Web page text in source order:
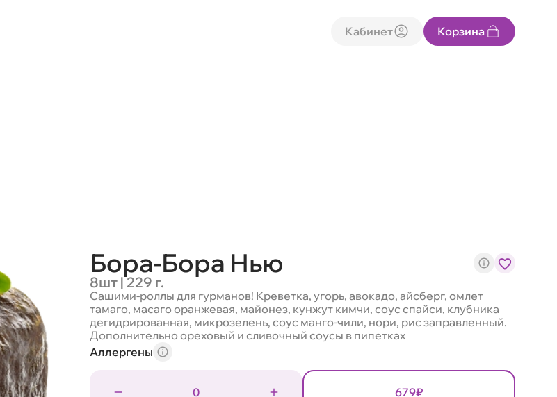
Кабинет Корзина
Бора-Бора Нью
8шт | 229 г.
Сашими-роллы для гурманов! Креветка, угорь, авокадо, айсберг, омлет
тамаго, масаго оранжевая, майонез, кунжут кимчи, соус спайси, клубника
дегидрированная, микрозелень, соус манго-чили, нори, рис заправленный.
Дополнительно ореховый и сливочный соусы в пипетках
Аллергены
0 679₽